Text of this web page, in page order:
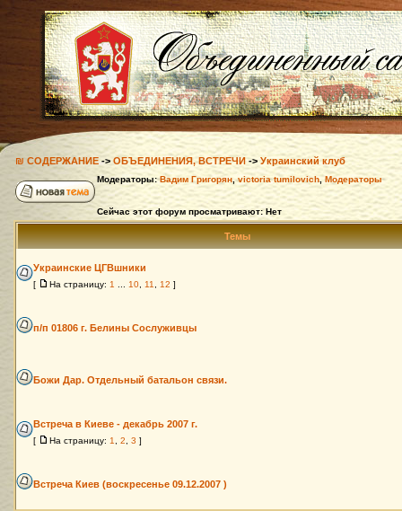
₪ СОДЕРЖАНИЕ-> ОБЪЕДИНЕНИЯ, ВСТРЕЧИ-> Украинский клуб
Модераторы:Вадим Григорян ,victoria tumilovich,Модераторы
Сейчас этот форум просматривают: Нет
Темы
Украинские ЦГВшники
[ На страницу: 1 10 11 12 ]
п/п 01806 г. Белины Сослуживцы
Божи Дар. Отдельный батальон связи.
Встреча в Киеве - декабрь 2007 г.
[ На страницу: 1 2 3 ]
Встреча Киев (воскресенье 09.12.2007 )